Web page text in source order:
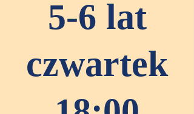
5-6 lat
czwartek